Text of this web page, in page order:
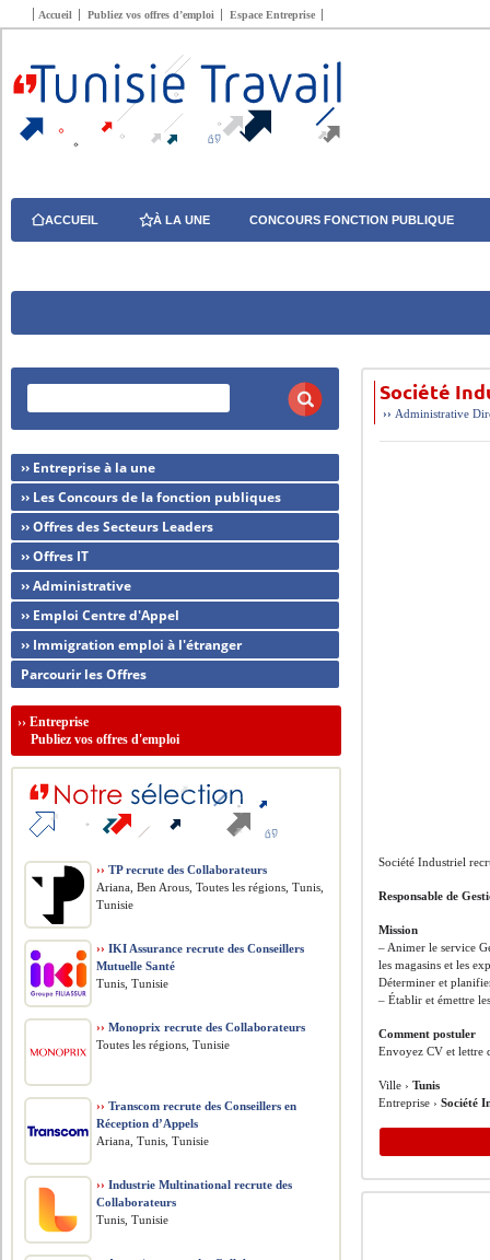
Accueil Publiez vos offres d’emploi Espace Entreprise
ACCUEIL À LA UNE CONCOURS FONCTION PUBLIQUE
Société
›› Administrative
Société Industriel
Responsable de
Mission
– Animer le service
les magasins et les
Déterminer et
– Établir et émettre
Comment postuler
Envoyez CV et lettre
Ville ›Tunis
Entreprise ›Société
›› Entreprise à la une
›› Les Concours de la fonction publiques
›› Offres des Secteurs Leaders
›› Offres IT
›› Administrative
›› Emploi Centre d'Appel
›› Immigration emploi à l'étranger
Parcourir les Offres
››Entreprise
Publiez vos offres d'emploi
›› TP recrute des Collaborateurs
Ariana, Ben Arous, Toutes les régions, Tunis,
Tunisie
›› IKI Assurance recrute des Conseillers
Mutuelle Santé
Tunis, Tunisie
›› Monoprix recrute des Collaborateurs
Toutes les régions, Tunisie
›› Transcom recrute des Conseillers en
Réception d’Appels
Ariana, Tunis, Tunisie
›› Industrie Multinational recrute des
Collaborateurs
Tunis, Tunisie